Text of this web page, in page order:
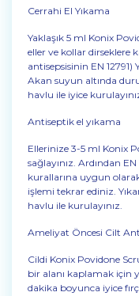
Cerrahi El Yıkama
Yaklaşık 5 ml Konix
eller ve kollar dirseklere
antisepsisinin EN
Akan suyun altında
havlu ile iyice
Antiseptik el yıkama
Ellerinize 3-5 ml Konix
sağlayınız. Ardından
kurallarına uygun
işlemi tekrar ediniz.
havlu ile kurulayınız.
Ameliyat Öncesi Cilt
Cildi Konix Povidone
bir alanı kaplamak için
dakika boyunca iyice